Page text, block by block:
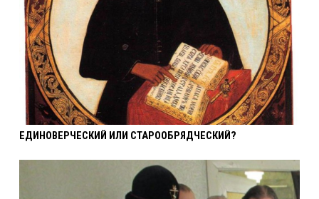
ЕДИНОВЕРЧЕСКИЙ ИЛИ СТАРООБРЯДЧЕСКИЙ?